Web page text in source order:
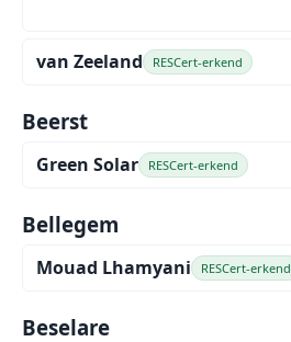
van Zeeland RESCert-erkend
Beerst
Green Solar RESCert-erkend
Bellegem
Mouad Lhamyani RESCert-erkend
Beselare